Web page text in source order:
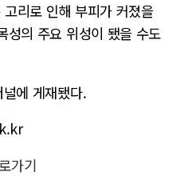
리로 인해 부피가 커졌을
성의 주요 위성이 됐을 수도
에 게재됐다.
가기